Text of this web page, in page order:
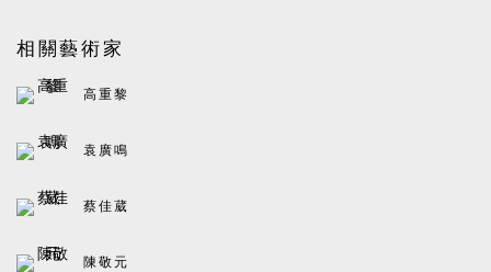
相關藝術家
高重黎
袁廣鳴
蔡佳葳
陳敬元